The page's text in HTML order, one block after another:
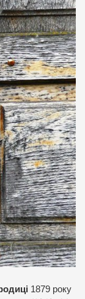
1879 року